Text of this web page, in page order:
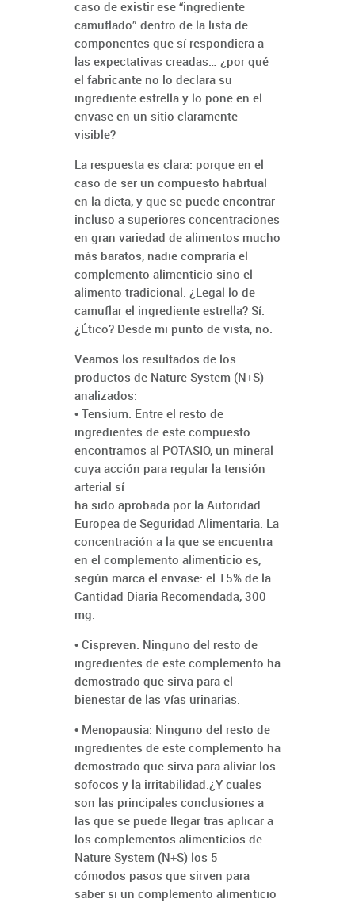
caso de existir ese “ingrediente
camuflado” dentro de la lista de
componentes que sí respondiera a
las expectativas creadas… ¿por qué
el fabricante no lo declara su
ingrediente estrella y lo pone en el
envase en un sitio claramente
visible?
La respuesta es clara: porque en el
caso de ser un compuesto habitual
en la dieta, y que se puede encontrar
incluso a superiores concentraciones
en gran variedad de alimentos mucho
más baratos, nadie compraría el
complemento alimenticio sino el
alimento tradicional. ¿Legal lo de
camuflar el ingrediente estrella? Sí.
¿Ético? Desde mi punto de vista, no.
Veamos los resultados de los
productos de Nature System (N+S)
analizados:
• Tensium: Entre el resto de
ingredientes de este compuesto
encontramos al POTASIO, un mineral
cuya acción para regular la tensión
arterial sí
ha sido aprobada por la Autoridad
Europea de Seguridad Alimentaria. La
concentración a la que se encuentra
en el complemento alimenticio es,
según marca el envase: el 15% de la
Cantidad Diaria Recomendada, 300
mg.
• Cispreven: Ninguno del resto de
ingredientes de este complemento ha
demostrado que sirva para el
bienestar de las vías urinarias.
• Menopausia: Ninguno del resto de
ingredientes de este complemento ha
demostrado que sirva para aliviar los
sofocos y la irritabilidad.¿Y cuales
son las principales conclusiones a
las que se puede llegar tras aplicar a
los complementos alimenticios de
Nature System (N+S) los 5
cómodos pasos que sirven para
saber si un complemento alimenticio